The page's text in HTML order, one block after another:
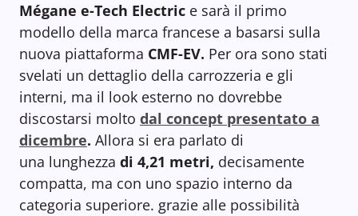
Mégane e-Tech Electric e sarà il primo
modello della marca francese a basarsi sulla
nuova piattaforma CMF-EV. Per ora sono stati
svelati un dettaglio della carrozzeria e gli
interni, ma il look esterno no dovrebbe
discostarsi molto dal concept presentato a
dicembre. Allora si era parlato di
una lunghezza di 4,21 metri, decisamente
compatta, ma con uno spazio interno da
categoria superiore. grazie alle possibilità